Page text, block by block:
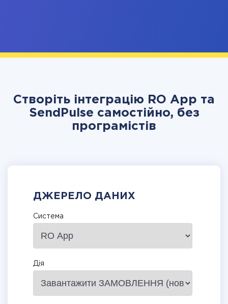
Створіть інтеграцію RO App та
SendPulse самостійно, без
програмістів
ДЖЕРЕЛО ДАНИХ
Система
Дія